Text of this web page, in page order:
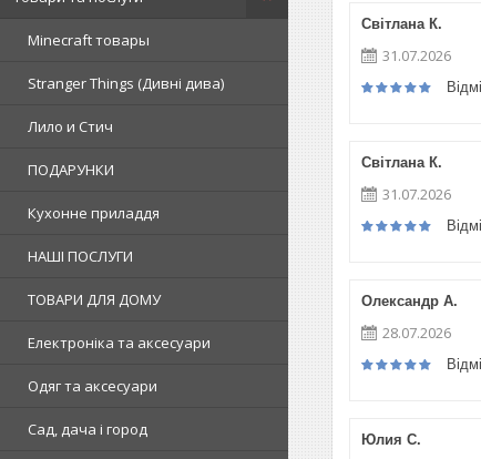
Minecraft товары
Stranger Things (Дивні дива)
Лило и Стич
ПОДАРУНКИ
Кухонне приладдя
НАШІ ПОСЛУГИ
ТОВАРИ ДЛЯ ДОМУ
Електроніка та аксесуари
Одяг та аксесуари
Сад, дача і город
Світлана К.
31.07.2026
Світлана К.
31.07.2026
Олександр А.
28.07.2026
Юлия С.